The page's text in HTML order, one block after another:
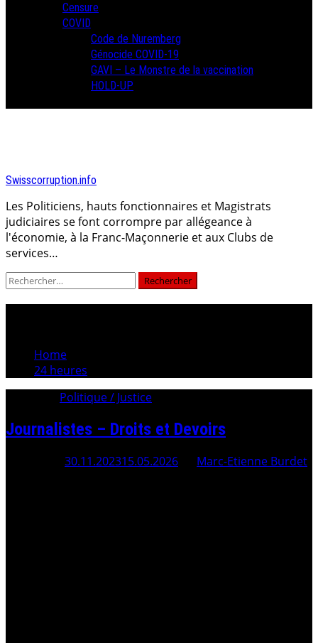
Censure
COVID
Code de Nuremberg
Génocide COVID-19
GAVI – Le Monstre de la vaccination
HOLD-UP
Swisscorruption.info
Les Politiciens, hauts fonctionnaires et Magistrats
judiciaires se font corrompre par allégeance à
l'économie, à la Franc-Maçonnerie et aux Clubs de
services…
Rechercher :
Home
24 heures
Politique / Justice
Journalistes – Droits et Devoirs
30.11.202315.05.2026 Marc-Etienne Burdet